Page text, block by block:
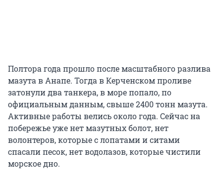
Полтора года прошло после масштабного разлива
мазута в Анапе. Тогда в Керченском проливе
затонули два танкера, в море попало, по
официальным данным, свыше 2400 тонн мазута.
Активные работы велись около года. Сейчас на
побережье уже нет мазутных болот, нет
волонтеров, которые с лопатами и ситами
спасали песок, нет водолазов, которые чистили
морское дно.